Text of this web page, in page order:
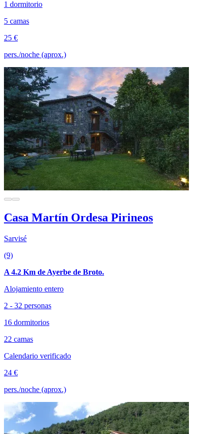
1 dormitorio
5 camas
25 €
pers./noche (aprox.)
Casa Martín Ordesa Pirineos
Sarvisé
(9)
A 4.2 Km de Ayerbe de Broto.
Alojamiento entero
2 - 32 personas
16 dormitorios
22 camas
Calendario verificado
24 €
pers./noche (aprox.)